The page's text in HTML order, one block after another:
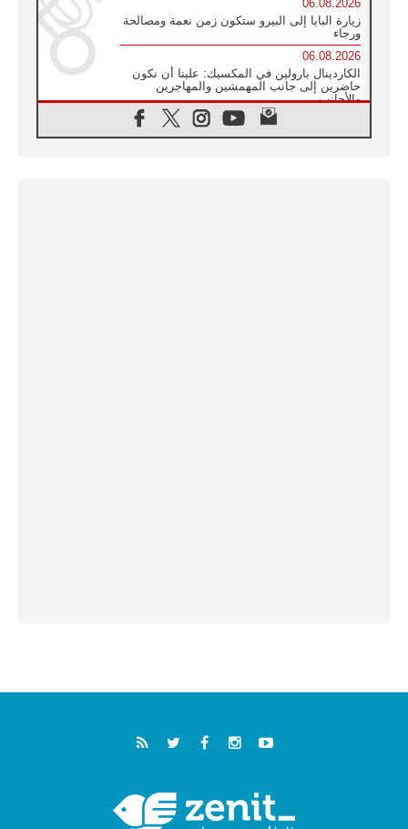
06.08.2026
زيارة البابا إلى البيرو ستكون زمن نعمة ومصالحة
ورجاء
06.08.2026
الكاردينال بارولين في المكسيك: علينا أن نكون
حاضرين إلى جانب المهمشين والمهاجرين
والأجانب
البابا لاوُن الرابع عشر للشباب في أسيزي: